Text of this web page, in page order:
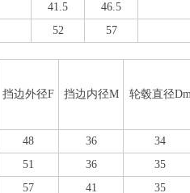
41.5
46.5
52 57
挡边外径F 挡边内径M 轮毂直径
48 36
34
51 36
35
57 41
35